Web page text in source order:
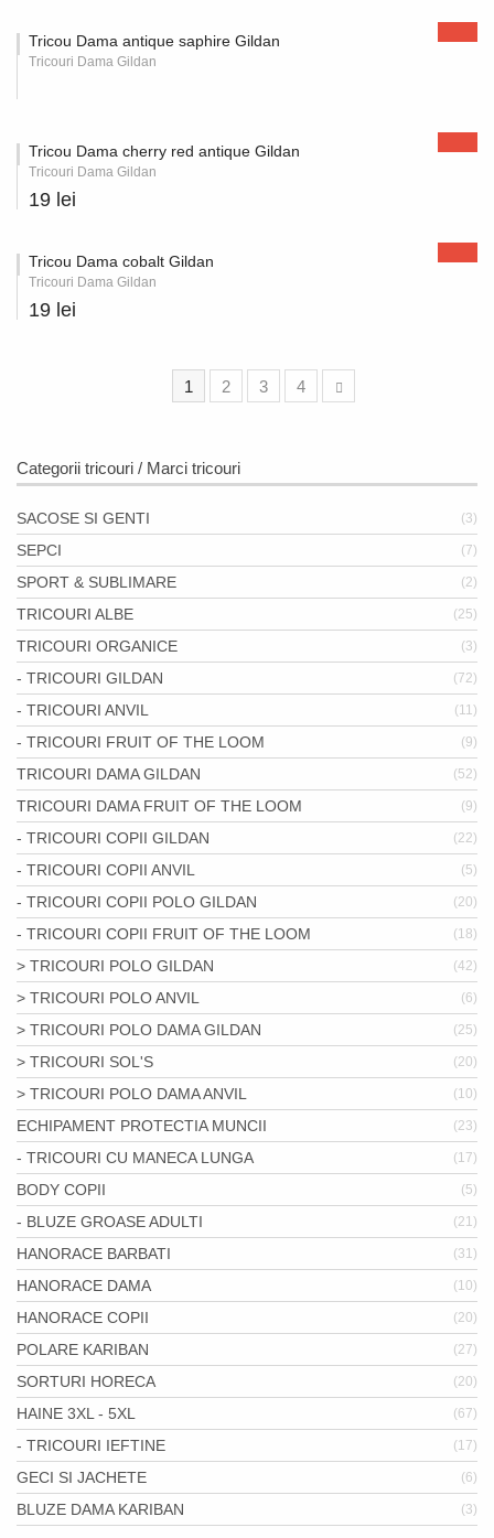
Tricou Dama antique saphire Gildan
Tricouri Dama Gildan
Tricou Dama cherry red antique Gildan
Tricouri Dama Gildan
19 lei
Tricou Dama cobalt Gildan
Tricouri Dama Gildan
19 lei
1 2 3 4
Categorii tricouri / Marci tricouri
SACOSE SI GENTI (3)
SEPCI (7)
SPORT & SUBLIMARE (2)
TRICOURI ALBE (25)
TRICOURI ORGANICE (3)
- TRICOURI GILDAN (72)
- TRICOURI ANVIL (11)
- TRICOURI FRUIT OF THE LOOM (9)
TRICOURI DAMA GILDAN (52)
TRICOURI DAMA FRUIT OF THE LOOM (9)
- TRICOURI COPII GILDAN (22)
- TRICOURI COPII ANVIL (5)
- TRICOURI COPII POLO GILDAN (20)
- TRICOURI COPII FRUIT OF THE LOOM (18)
> TRICOURI POLO GILDAN (42)
> TRICOURI POLO ANVIL (6)
> TRICOURI POLO DAMA GILDAN (25)
> TRICOURI SOL'S (20)
> TRICOURI POLO DAMA ANVIL (10)
ECHIPAMENT PROTECTIA MUNCII (23)
- TRICOURI CU MANECA LUNGA (17)
BODY COPII (5)
- BLUZE GROASE ADULTI (21)
HANORACE BARBATI (31)
HANORACE DAMA (10)
HANORACE COPII (20)
POLARE KARIBAN (27)
SORTURI HORECA (20)
HAINE 3XL - 5XL (67)
- TRICOURI IEFTINE (17)
GECI SI JACHETE (6)
BLUZE DAMA KARIBAN (3)